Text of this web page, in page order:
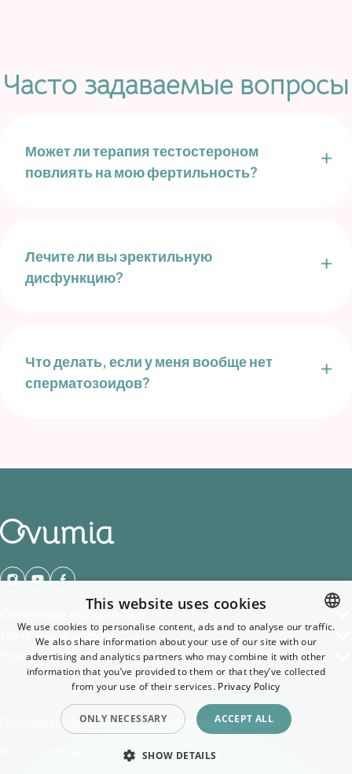
Часто задаваемые вопросы
Может ли терапия тестостероном
повлиять на мою фертильность?
Лечите ли вы эректильную
дисфункцию?
Что делать, если у меня вообще нет
сперматозоидов?
Семейное положение
Лечение и услуги
Полезные ссылки
Политика конфиденциальностиПолитика доступности
© 2026 Ovumia - All rights reserved.
ENGLISH
GERMAN
FINNISH
This website uses cookies
We use cookies to personalise content, ads and to analyse our traffic.
We also share information about your use of our site with our
advertising and analytics partners who may combine it with other
information that you’ve provided to them or that they’ve collected
from your use of their services. Privacy Policy
ACCEPT ALL
ONLY NECESSARY
SHOW DETAILS